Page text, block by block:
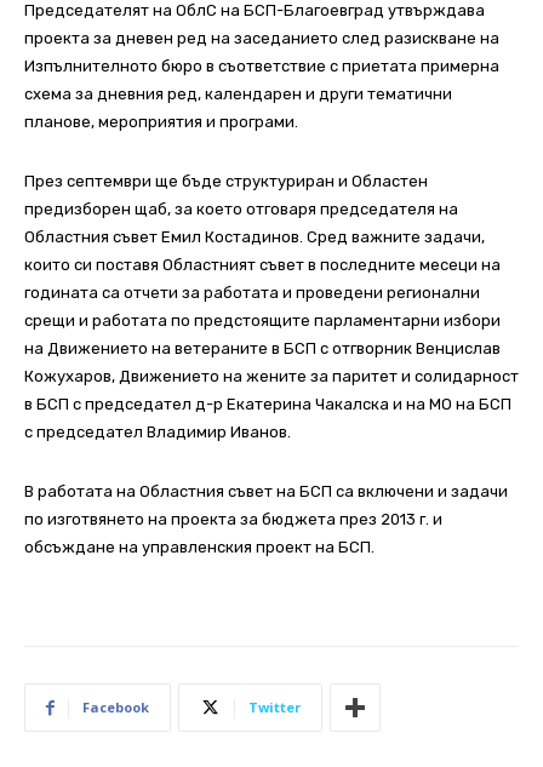
Председателят на ОблС на БСП-Благоевград утвърждава
проекта за дневен ред на заседанието след разискване на
Изпълнителното бюро в съответствие с приетата примерна
схема за дневния ред, календарен и други тематични
планове, мероприятия и програми.
През септември ще бъде структуриран и Областен
предизборен щаб, за което отговаря председателя на
Областния съвет Емил Костадинов. Сред важните задачи,
които си поставя Областният съвет в последните месеци на
годината са отчети за работата и проведени регионални
срещи и работата по предстоящите парламентарни избори
на Движението на ветераните в БСП с отгворник Венцислав
Кожухаров, Движението на жените за паритет и солидарност
в БСП с председател д-р Екатерина Чакалска и на МО на БСП
с председател Владимир Иванов.
В работата на Областния съвет на БСП са включени и задачи
по изготвянето на проекта за бюджета през 2013 г. и
обсъждане на управленския проект на БСП.
Facebook Twitter